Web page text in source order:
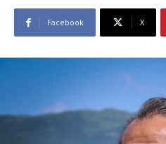
Facebook X